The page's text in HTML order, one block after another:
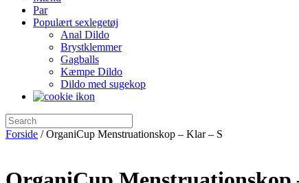
Par
Populært sexlegetøj
Anal Dildo
Brystklemmer
Gagballs
Kæmpe Dildo
Dildo med sugekop
Forside / OrganiCup Menstruationskop – Klar – S